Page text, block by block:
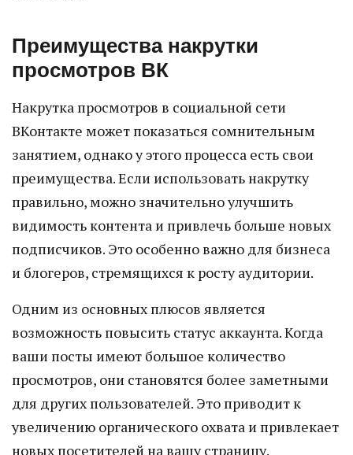
Преимущества накрутки
просмотров ВК
Накрутка просмотров в социальной сети
ВКонтакте может показаться сомнительным
занятием, однако у этого процесса есть свои
преимущества. Если использовать накрутку
правильно, можно значительно улучшить
видимость контента и привлечь больше новых
подписчиков. Это особенно важно для бизнеса
и блогеров, стремящихся к росту аудитории.
Одним из основных плюсов является
возможность повысить статус аккаунта. Когда
ваши посты имеют большое количество
просмотров, они становятся более заметными
для других пользователей. Это приводит к
увеличению органического охвата и привлекает
новых посетителей на вашу страницу.